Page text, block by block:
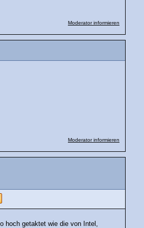
Moderator informieren
Moderator informieren
hoch getaktet wie die von Intel,